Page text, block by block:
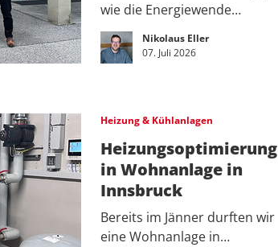
wie die Energiewende…
Nikolaus Eller
07. Juli 2026
Heizung & Kühlanlagen
Heizungsoptimierung
in Wohnanlage in
Innsbruck
Bereits im Jänner durften wir
eine Wohnanlage in…